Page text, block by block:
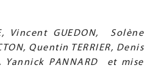
Vincent GUEDON, Solène
Quentin TERRIER, Denis
Yannick PANNARD et mise